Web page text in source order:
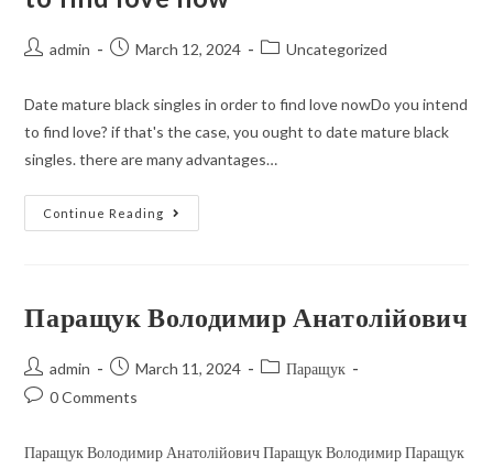
admin March 12, 2024 Uncategorized
Date mature black singles in order to find love nowDo you intend
to find love? if that's the case, you ought to date mature black
singles. there are many advantages…
Continue Reading
Паращук Володимир Анатолійович
admin March 11, 2024
Паращук
0 Comments
Паращук Володимир Анатолійович Паращук Володимир Паращук